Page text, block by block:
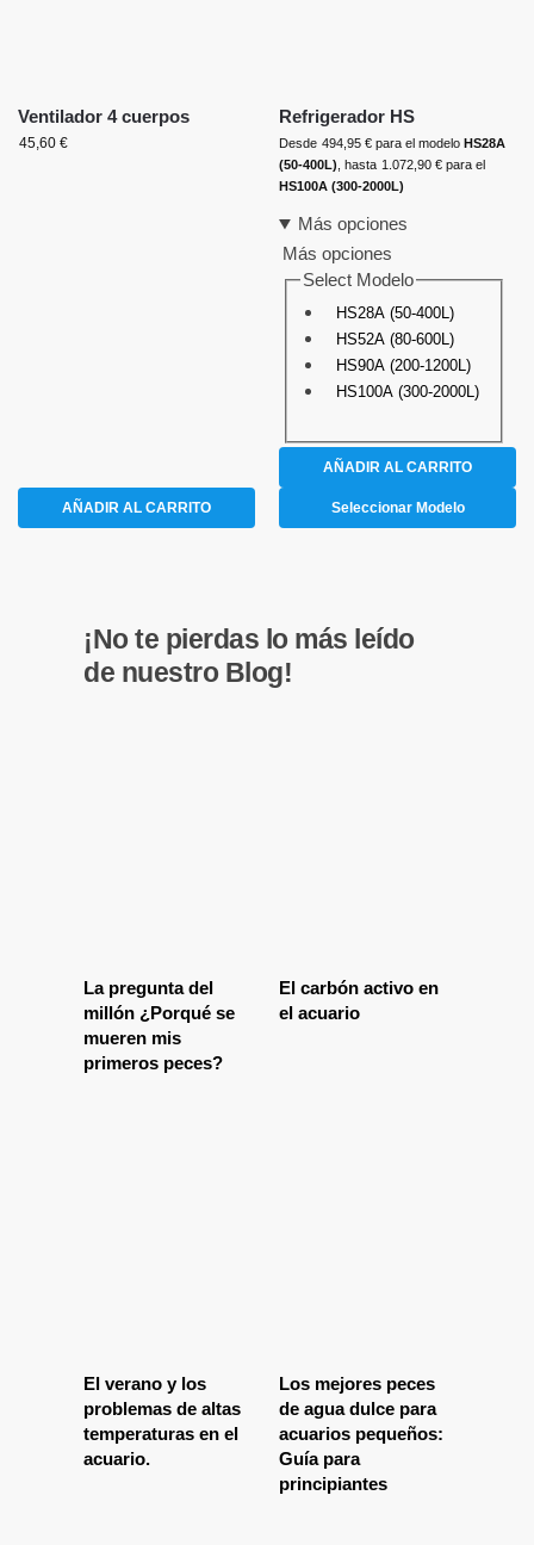
Ventilador 4 cuerpos
45,60 €
AÑADIR AL CARRITO
Refrigerador HS
Desde 494,95 € para el modelo HS28A
(50-400L) , hasta 1.072,90 € para el
HS100A (300-2000L)
Más opciones
Más opciones
Select Modelo
HS28A (50-400L)
HS52A (80-600L)
HS90A (200-1200L)
HS100A (300-2000L)
AÑADIR AL CARRITO
Seleccionar Modelo
¡No te pierdas lo más leído
de nuestro Blog!
La pregunta del
millón ¿Porqué se
mueren mis
primeros peces?
El carbón activo en
el acuario
El verano y los
problemas de altas
temperaturas en el
acuario.
Los mejores peces
de agua dulce para
acuarios pequeños:
Guía para
principiantes